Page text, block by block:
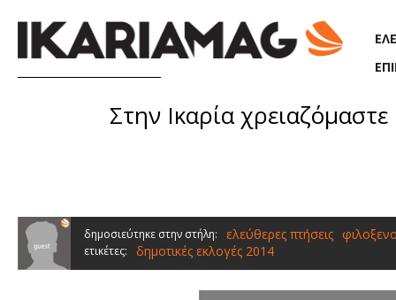
Στην Ικαρία
δημοσιεύτηκε στην στήλη: ελεύθερες πτήσεις
ετικέτες: δημοτικές εκλογές 2014